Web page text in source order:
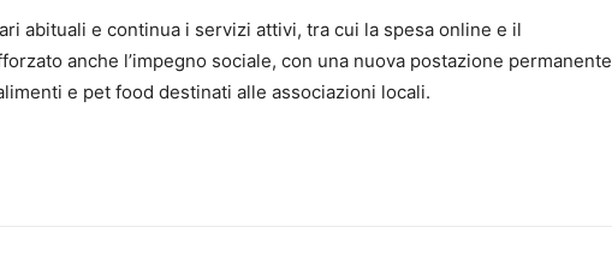
abituali e continua i servizi attivi, tra cui la spesa online e il
anche l’impegno sociale, con una nuova postazione permanente
e pet food destinati alle associazioni locali.